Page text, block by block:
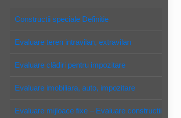
Constructii speciale Definitie
Evaluare teren intravilan, extravilan
Evaluare clădiri pentru impozitare
Evaluare imobiliara, auto, impozitare
Evaluare mijloace fixe – Evaluare constructii